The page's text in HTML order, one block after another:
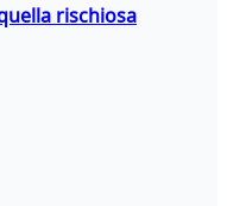
rischiosa